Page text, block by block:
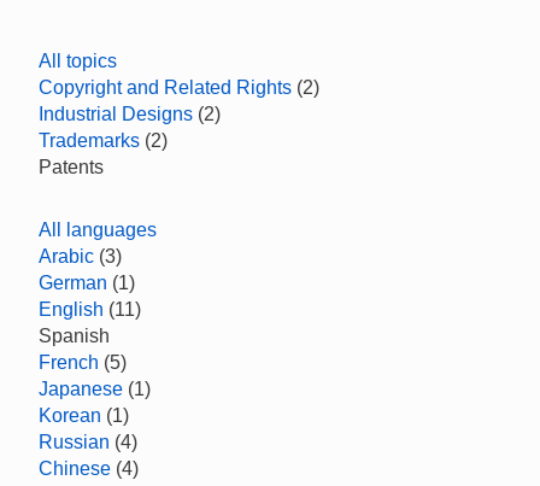
All topics
Copyright and Related Rights (2)
Industrial Designs (2)
Trademarks (2)
Patents
All languages
Arabic (3)
German (1)
English (11)
Spanish
French (5)
Japanese (1)
Korean (1)
Russian (4)
Chinese (4)